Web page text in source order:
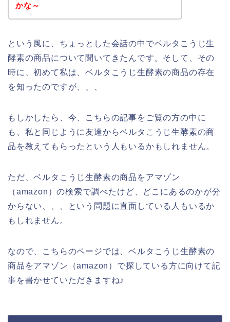
かな～
という風に、ちょっとした会話の中でベルタこうじ生
酵素の商品について聞いてきたんです。そして、その
時に、初めて私は、ベルタこうじ生酵素の商品の存在
を知ったのですが、、、
もしかしたら、今、こちらの記事をご覧の方の中に
も、私と同じように友達からベルタこうじ生酵素の商
品を教えてもらったという人もいるかもしれません。
ただ、ベルタこうじ生酵素の商品をアマゾン
（amazon）の検索で調べたけど、どこにあるのかが分
からない、、、という問題に直面している人もいるか
もしれません。
なので、こちらのページでは、ベルタこうじ生酵素の
商品をアマゾン（amazon）で探している方に向けて記
事を書かせていただきますね♪